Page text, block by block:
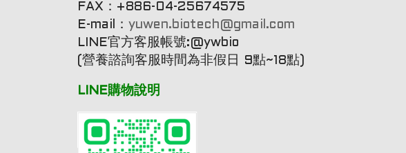
FAX：+886-04-25674575
E-mail： yuwen.biotech@gmail.com
LINE官方客服帳號:@ywbio
(營養諮詢客服時間為非假日 9點~18點)
LINE購物說明